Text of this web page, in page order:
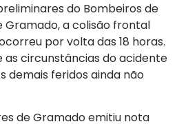
do Bombeiros de
a colisão frontal
por volta das 18 horas.
as circunstâncias do acidente
demais feridos ainda não
de Gramado emitiu nota